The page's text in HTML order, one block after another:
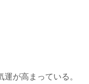
が高まっている。